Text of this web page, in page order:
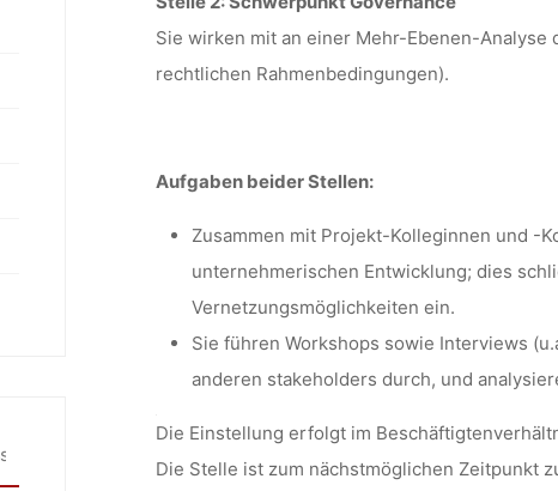
Sie wirken mit an einer Mehr-Ebenen-
rechtlichen Rahmenbedingungen).
Aufgaben beider Stellen:
Zusammen mit Projekt-Kolleginnen und -
unternehmerischen Entwicklung; dies
Vernetzungsmöglichkeiten ein.
Sie führen Workshops sowie Interviews
anderen stakeholders durch, und
Die Einstellung erfolgt im
Die Stelle ist zum nächstmöglichen Zeitpunkt